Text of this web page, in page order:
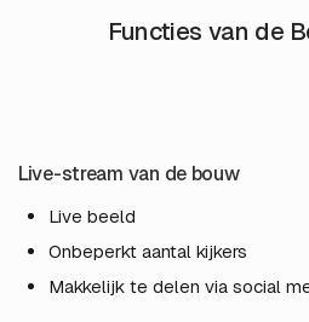
Functies van de
Live-stream van de bouw
Live beeld
Onbeperkt aantal kijkers
Makkelijk te delen via social